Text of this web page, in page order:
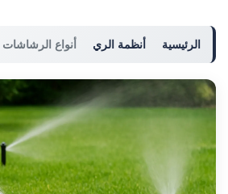
الرئيسية أنظمة الري أنواع الرشاشات